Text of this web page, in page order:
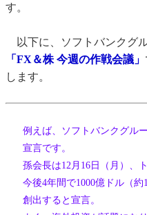
す。
以下に、ソフトバンクグ
「FX＆株 今週の作戦会議」
します。
例えば、ソフトバンクグル
宣言です。
孫会長は12月16日（月）、
今後4年間で1000億ドル（
創出すると宣言。